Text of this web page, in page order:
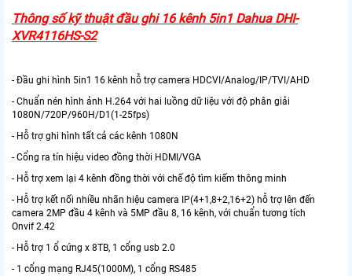
Thông số kỹ thuật đầu ghi 16 kênh 5in1 Dahua DHI-
XVR4116HS-S2
- Đầu ghi hình 5in1 16 kênh hỗ trợ camera HDCVI/Analog/IP/TVI/AHD
- Chuẩn nén hình ảnh H.264 với hai luồng dữ liệu với độ phân giải
1080N/720P/960H/D1(1-25fps)
- Hỗ trợ ghi hình tất cả các kênh 1080N
- Cổng ra tín hiệu video đồng thời HDMI/VGA
- Hỗ trợ xem lại 4 kênh đồng thời với chế độ tìm kiếm thông minh
- Hỗ trợ kết nối nhiều nhãn hiệu camera IP(4+1,8+2,16+2) hỗ trợ lên đến
camera 2MP đầu 4 kênh và 5MP đầu 8, 16 kênh, với chuẩn tương tích
Onvif 2.42
- Hỗ trợ 1 ổ cứng x 8TB, 1 cổng usb 2.0
- 1 cổng mạng RJ45(1000M), 1 cổng RS485